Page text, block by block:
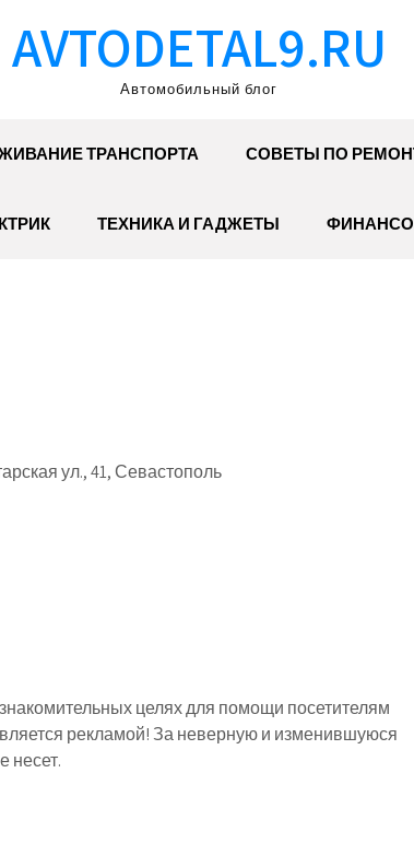
AVTODETAL9.RU
Автомобильный блог
ТРАНСПОРТА СОВЕТЫ ПО
ТЕХНИКА И ГАДЖЕТЫ
ул., 41, Севастополь
целях для помощи посетителям
рекламой! За неверную и изменившуюся
несет.